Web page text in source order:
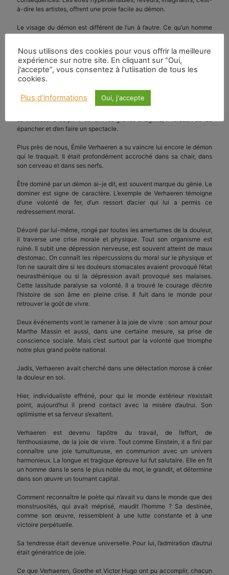
à-dire les artistes, offrent une proie facile au démon.
Le visage du démon est différent de l’un à l’autre. Ce qu’un homme
pense ou sent, ses représentations, ses jugements en un mot sa vie
pénétrer. On ne peut les tirer que de ses confidences, de ses
attitudes et de son comportement extérieur.
Une volonté invincible permet de dompter ce démon. Goethe l’a
maîtrisé. Jeune, avec une âme d’airain, il est allé au-devant de
l’orage. Au seuil de la vieillesse, prudemment, il s’est écarté des
épancher et d’en faire un spectacle.
Plus près de nous, Émile Verhaeren a su vaincre lui encore le démon
qui le traquait. Il était profondément accroché dans sa chair, dans
son cerveau et dans ses nerfs.
Être dominé par un démon ai-je dit, est souvent marque du génie. Le
dominer est signe de caractère. L’exemple de Verhaeren témoigne
d’une volonté de fer, d’un ressort d’acier qui lui a permis ce
redressement moral.
Dévoré par lui-même, rongé par toutes les amertumes de la douleur,
il traverse une crise morale et physique. Tout son organisme est
ruiné. Il subit une dépression nerveuse, est souvent atteint de maux
d’estomac. On connaît les répercussions du moral sur le physique et
l’on ne saurait dire si les douleurs stomacales avaient provoqué l’état
neurasthénique ou si la dépression avait provoqué ses malaises.
Cette lassitude paralyse sa volonté. Il a trouvé le courage d’écrire
l’histoire de son âme en pleine crise. Il fuit dans le monde pour
retrouver le goût de vivre.
Deux événements vont le ramener à la joie de vivre : son amour pour
Marthe Massin et aussi, dans une certaine mesure, sa prise de
conscience sociale. Mais c’est surtout par la volonté que triomphe
notre plus grand poète national.
Jadis, Verhaeren avait cherché dans une délectation morose à créer
la douleur en soi.
Hier, individualiste effréné, pour qui le monde extérieur n’existait
point, aujourd’hui il prend contact avec la misère d’autrui. Son
optimisme et sa ferveur s’exaltent.
Verhaeren est devenu l’apôtre du travail, de l’effort, de
l’enthousiasme, de la joie de vivre. Tout comme Einstein, il a fini par
connaître une joie tumultueuse, en communion avec un univers
harmonieux. La longue et tragique épreuve lui fut salutaire. Elle en fit
un homme dans le sens le plus noble du mot, le grandit, et détermine
dans son œuvre un tournant capital.
Comment reconnaître le poète qui n’avait vu dans le monde que des
monstruosités, qui avait méprisé, maudit l’homme ? Sa destinée,
comme son œuvre, ressemblent à une lutte constante et à une
victoire perpétuelle.
Sa tendresse était devenue universelle. Pour lui, l’admiration d’autrui
était génératrice de joie.
Ce que Verhaeren, Goethe et Victor Hugo ont pu accomplir, chacun
Nous utilisons des cookies pour vous offrir la meilleure
expérience sur notre site. En cliquant sur “Oui,
j'accepte”, vous consentez à l'utiisation de tous les
cookies.
Plus d'informations Oui, j'accepte